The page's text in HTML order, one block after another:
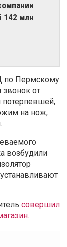
142 млн
по Пермскому
от
потерпевшей,
на нож,
возбудили
совершил